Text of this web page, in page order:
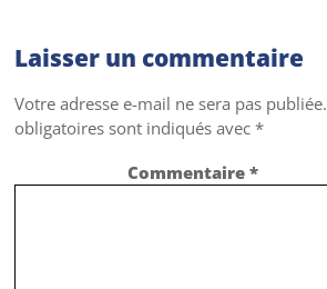
Laisser un commentaire
Votre adresse e-mail ne sera pas publiée.
obligatoires sont indiqués avec*
Commentaire*